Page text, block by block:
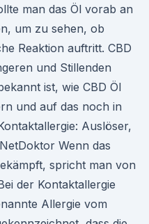
man das Öl vorab an
um zu sehen, ob
Reaktion auftritt. CBD
und Stillenden
ist, wie CBD Öl
und auf das noch in
Auslöser,
Wenn das
spricht man von
der Kontaktallergie
Allergie vom